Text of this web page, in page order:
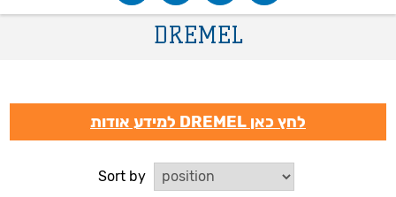
DREMEL
למידע אודות DREMEL לחץ כאן
Sort by